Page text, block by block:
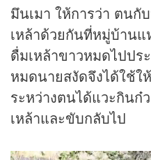
มึนเมา ให้การว่า ตนกั
เหล้าด้วยกันที่หมู่บ้าน
ดื่มเหล้าขาวหมดไปป
หมดนายสงัดจึงได้ใช้ใ
ระหว่างตนได้แวะกินก๋
เหล้าและขับกลับไป